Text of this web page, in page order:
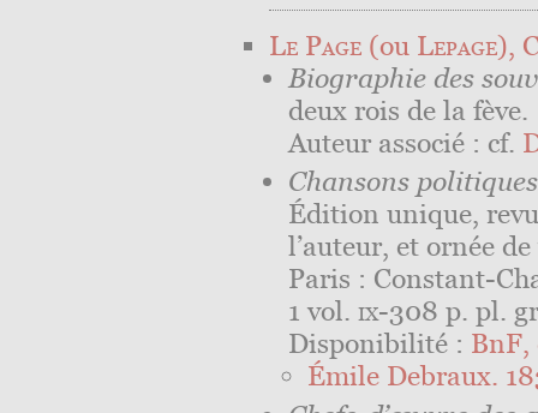
Le Page (ou Lepage),
Biographie des
deux rois de la fève.
Auteur associé : cf.
Chansons
Édition unique,
l’auteur, et ornée
Paris : Constant-
1 vol. ix-308 p. pl.
Disponibilité : BnF,
Émile Debraux.